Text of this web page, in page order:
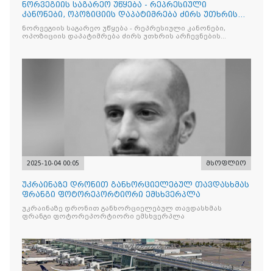
ნორვეგიის საგარეო უწყება - რეპრესიული
კანონები, ოპოზიციის დაპატიმრება ძირს უთხრის
არჩევნების ნდობას
ნორვეგიის საგარეო უწყება - რეპრესიული კანონები,
ოპოზიციის დაპატიმრება ძირს უთხრის არჩევნების
2025-10-04 00:05 მსოფლიო
უკრაინაზე დრონით განხორციელებულ თავდასხმას
ფრანგი ფოტორეპორტიორი ემსხვერპლა
უკრაინაზე დრონით განხორციელებულ თავდასხმას
ფრანგი ფოტორეპორტიორი ემსხვერპლა